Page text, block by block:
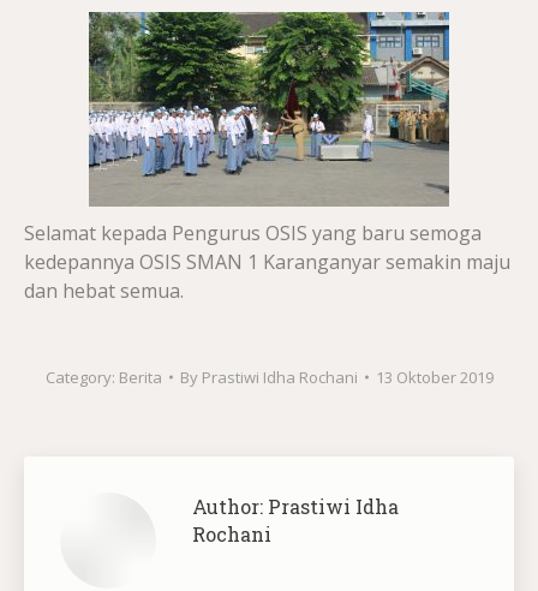
Selamat kepada Pengurus OSIS yang baru semoga
kedepannya OSIS SMAN 1 Karanganyar semakin maju
dan hebat semua.
Category: Berita By Prastiwi Idha Rochani 13 Oktober 2019
Author: Prastiwi Idha
Rochani